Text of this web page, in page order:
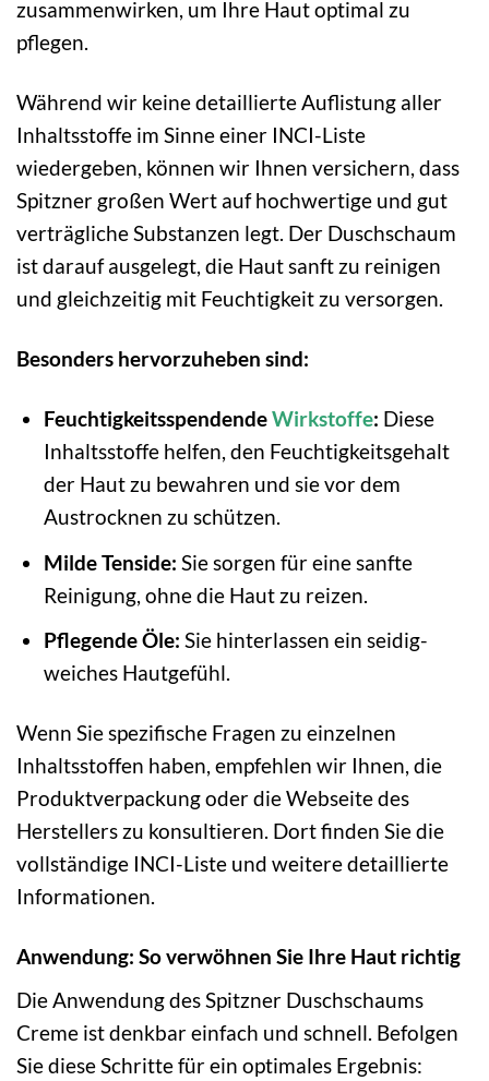
zusammenwirken, um Ihre Haut optimal zu
pflegen.
Während wir keine detaillierte Auflistung aller
Inhaltsstoffe im Sinne einer INCI-Liste
wiedergeben, können wir Ihnen versichern, dass
Spitzner großen Wert auf hochwertige und gut
verträgliche Substanzen legt. Der Duschschaum
ist darauf ausgelegt, die Haut sanft zu reinigen
und gleichzeitig mit Feuchtigkeit zu versorgen.
Besonders hervorzuheben sind:
FeuchtigkeitsspendendeWirkstoffe: Diese
Inhaltsstoffe helfen, den Feuchtigkeitsgehalt
der Haut zu bewahren und sie vor dem
Austrocknen zu schützen.
Milde Tenside: Sie sorgen für eine sanfte
Reinigung, ohne die Haut zu reizen.
Pflegende Öle: Sie hinterlassen ein seidig-
weiches Hautgefühl.
Wenn Sie spezifische Fragen zu einzelnen
Inhaltsstoffen haben, empfehlen wir Ihnen, die
Produktverpackung oder die Webseite des
Herstellers zu konsultieren. Dort finden Sie die
vollständige INCI-Liste und weitere detaillierte
Informationen.
Anwendung: So verwöhnen Sie Ihre Haut richtig
Die Anwendung des Spitzner Duschschaums
Creme ist denkbar einfach und schnell. Befolgen
Sie diese Schritte für ein optimales Ergebnis: